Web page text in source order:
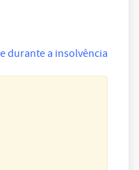
durante a insolvência